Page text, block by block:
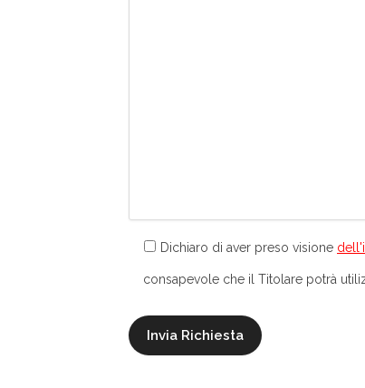
Dichiaro di aver preso visione
consapevole che il Titolare potrà